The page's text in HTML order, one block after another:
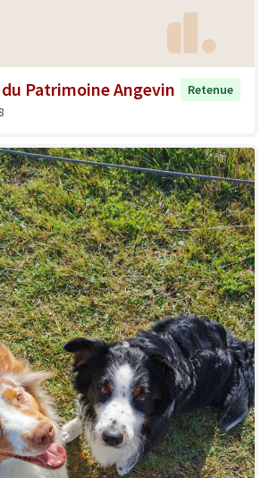
du Patrimoine Angevin
Retenue